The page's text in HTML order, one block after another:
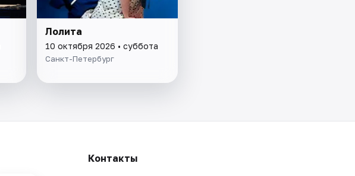
Лолита
10 октября 2026 • суббота
Санкт-Петербург
Контакты